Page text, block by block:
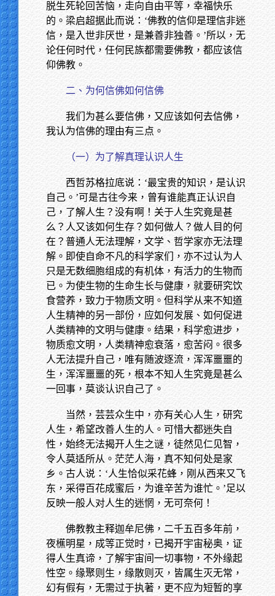
脱生死轮回苦恼，走向自由平等，幸福快乐
的。梁启超据此而说：‘佛教的信仰是理信非迷
信，是入世非厌世，是兼善非独善。’所以，无
论任何时代，任何民族都需要佛教，都应该信
仰佛教。
二、为何信佛如何信佛
我们为甚么要信佛，又应该如何去信佛，
我认为信佛的理由有三点。
（一）为了解真理认识人生
西哲苏格拉底说：‘最宝贵的知识，是认识
自己。’可是古往今来，曾有谁能真正认识自
己，了解人生？没有啊！关于人生究竟是甚
么？人又该如何生存？如何做人？做人目的何
在？普通人无法理解，文学、哲学家亦无法理
解。即使自命不凡的科学家们，亦不过认为人
只是无数细胞组成的有机体，有活力的生物而
已。为使生物的生命生长与健康，就要研究饮
食营养，致力于物质文明。但科学从来不知道
人生精神的另一部份，应如何发展、如何促进
人类精神的文明与健康。结果，科学愈进步，
物质愈文明，人类精神愈衰落，愈苦闷。很多
人无法提升自己，唯有随波逐流，浑浑噩噩的
生，浑浑噩噩的死，根本不知人生究竟是甚么
一回事，莫谈认识自己了。
当然，芸芸众生中，亦有关心人生，研究
人生，希望改善人生的人。可惜大都迷失自
性，始终无法揭开人生之谜，徒然见仁见智，
令人莫适所从。茫茫人海，真不知何处是家
乡。古人说：‘人生恰似采花蜂，刚从西来又飞
东，采得百花成蜜后，为谁辛苦为谁忙。’足以
反映一般人对人生的迷惘，无可奈何！
佛教教主释迦牟尼佛，二千五百多年前，
夜櫵明星，成等正觉时，已揭开宇宙秘奥，证
得人生真谛，了解宇宙间一切事物，不外缘起
性空。缘聚则生，缘散则灭，皆属生灭无常，
幻有假有，无需过于执著，更不应为短暂的享